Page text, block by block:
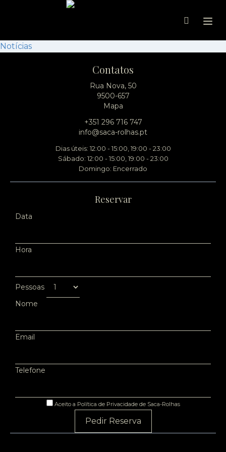
Notícias
Contatos
Rua Nova, 50
9500-657
Mapa
+351 296 716 747
info@saca-rolhas.pt
Dias úteis: 12:00 - 15:00, 19:00 - 23:00
Sábado: 12:00 - 15:00, 19:00 - 23:00
Domingo: Encerrado
Reservar
Data
Hora
Pessoas
Nome
Email
Telefone
Aceito a Política de Privacidade de Saca-Rolhas
Pedir Reserva